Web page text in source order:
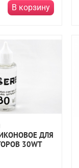
В корзину
ДЛЯ
30WT